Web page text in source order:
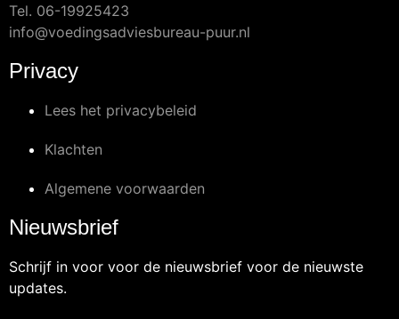
Tel. 06-19925423
info@voedingsadviesbureau-puur.nl
Privacy
Lees het privacybeleid
Klachten
Algemene voorwaarden
Nieuwsbrief
Schrijf in voor voor de nieuwsbrief voor de nieuwste
updates.